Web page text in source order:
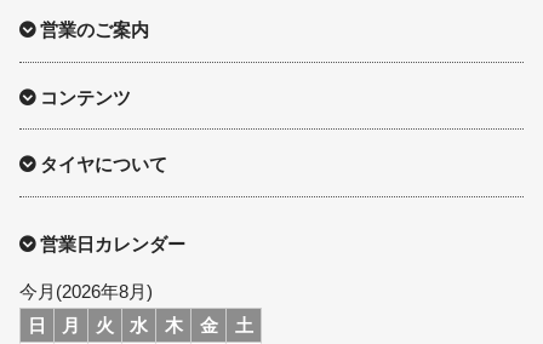
営業のご案内
コンテンツ
タイヤについて
営業日カレンダー
今月(2026年8月)
日
月 火 水 木 金
土